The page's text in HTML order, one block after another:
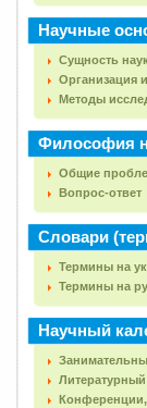
Научные
Сущность
Организация
Методы
Философия
Общие
Вопрос-ответ
Словари
Термины на
Термины на
Научный